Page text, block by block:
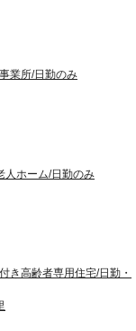
業所/日勤のみ
人ホーム/日勤のみ
き高齢者専用住宅/日勤・